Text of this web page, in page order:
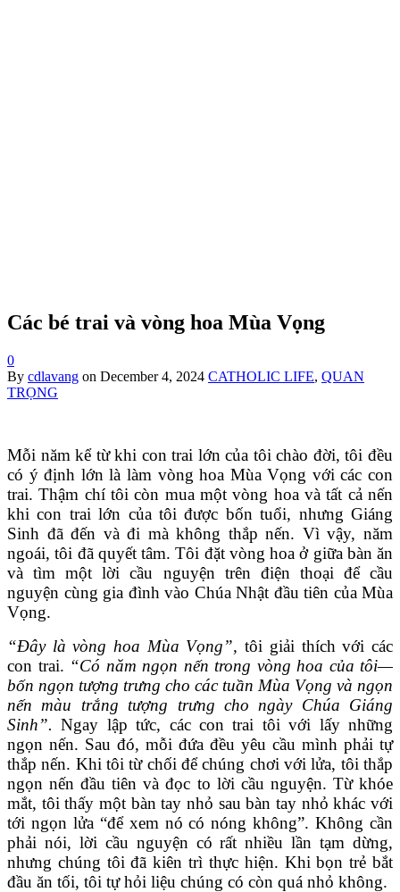
Các bé trai và vòng hoa Mùa Vọng
0
By cdlavang on December 4, 2024 CATHOLIC LIFE, QUAN
TRỌNG
Mỗi năm kể từ khi con trai lớn của tôi chào đời, tôi đều
có ý định lớn là làm vòng hoa Mùa Vọng với các con
trai. Thậm chí tôi còn mua một vòng hoa và tất cả nến
khi con trai lớn của tôi được bốn tuổi, nhưng Giáng
Sinh đã đến và đi mà không thắp nến. Vì vậy, năm
ngoái, tôi đã quyết tâm. Tôi đặt vòng hoa ở giữa bàn ăn
và tìm một lời cầu nguyện trên điện thoại để cầu
nguyện cùng gia đình vào Chúa Nhật đầu tiên của Mùa
Vọng.
“Đây là vòng hoa Mùa Vọng”, tôi giải thích với các
con trai. “Có năm ngọn nến trong vòng hoa của tôi—
bốn ngọn tượng trưng cho các tuần Mùa Vọng và ngọn
nến màu trắng tượng trưng cho ngày Chúa Giáng
Sinh”. Ngay lập tức, các con trai tôi với lấy những
ngọn nến. Sau đó, mỗi đứa đều yêu cầu mình phải tự
thắp nến. Khi tôi từ chối để chúng chơi với lửa, tôi thắp
ngọn nến đầu tiên và đọc to lời cầu nguyện. Từ khóe
mắt, tôi thấy một bàn tay nhỏ sau bàn tay nhỏ khác với
tới ngọn lửa “để xem nó có nóng không”. Không cần
phải nói, lời cầu nguyện có rất nhiều lần tạm dừng,
nhưng chúng tôi đã kiên trì thực hiện. Khi bọn trẻ bắt
đầu ăn tối, tôi tự hỏi liệu chúng có còn quá nhỏ không.